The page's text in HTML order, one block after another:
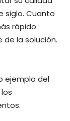
siglo. Cuanto
rápido
la solución.
ejemplo del